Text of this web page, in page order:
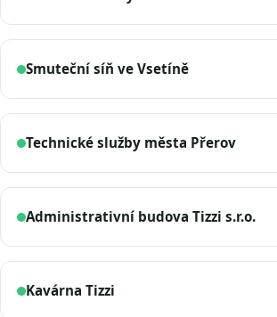
Smuteční síň ve Vsetíně
Technické služby města Přerov
Administrativní budova Tizzi s.r.o.
Kavárna Tizzi